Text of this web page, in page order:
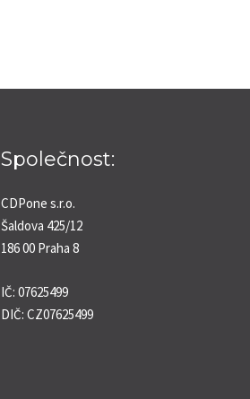
Společnost:
CDPone s.r.o.
Šaldova 425/12
186 00 Praha 8
IČ: 07625499
DIČ: CZ07625499